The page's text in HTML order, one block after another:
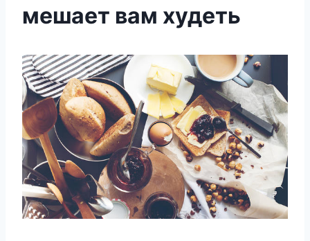
мешает вам худеть